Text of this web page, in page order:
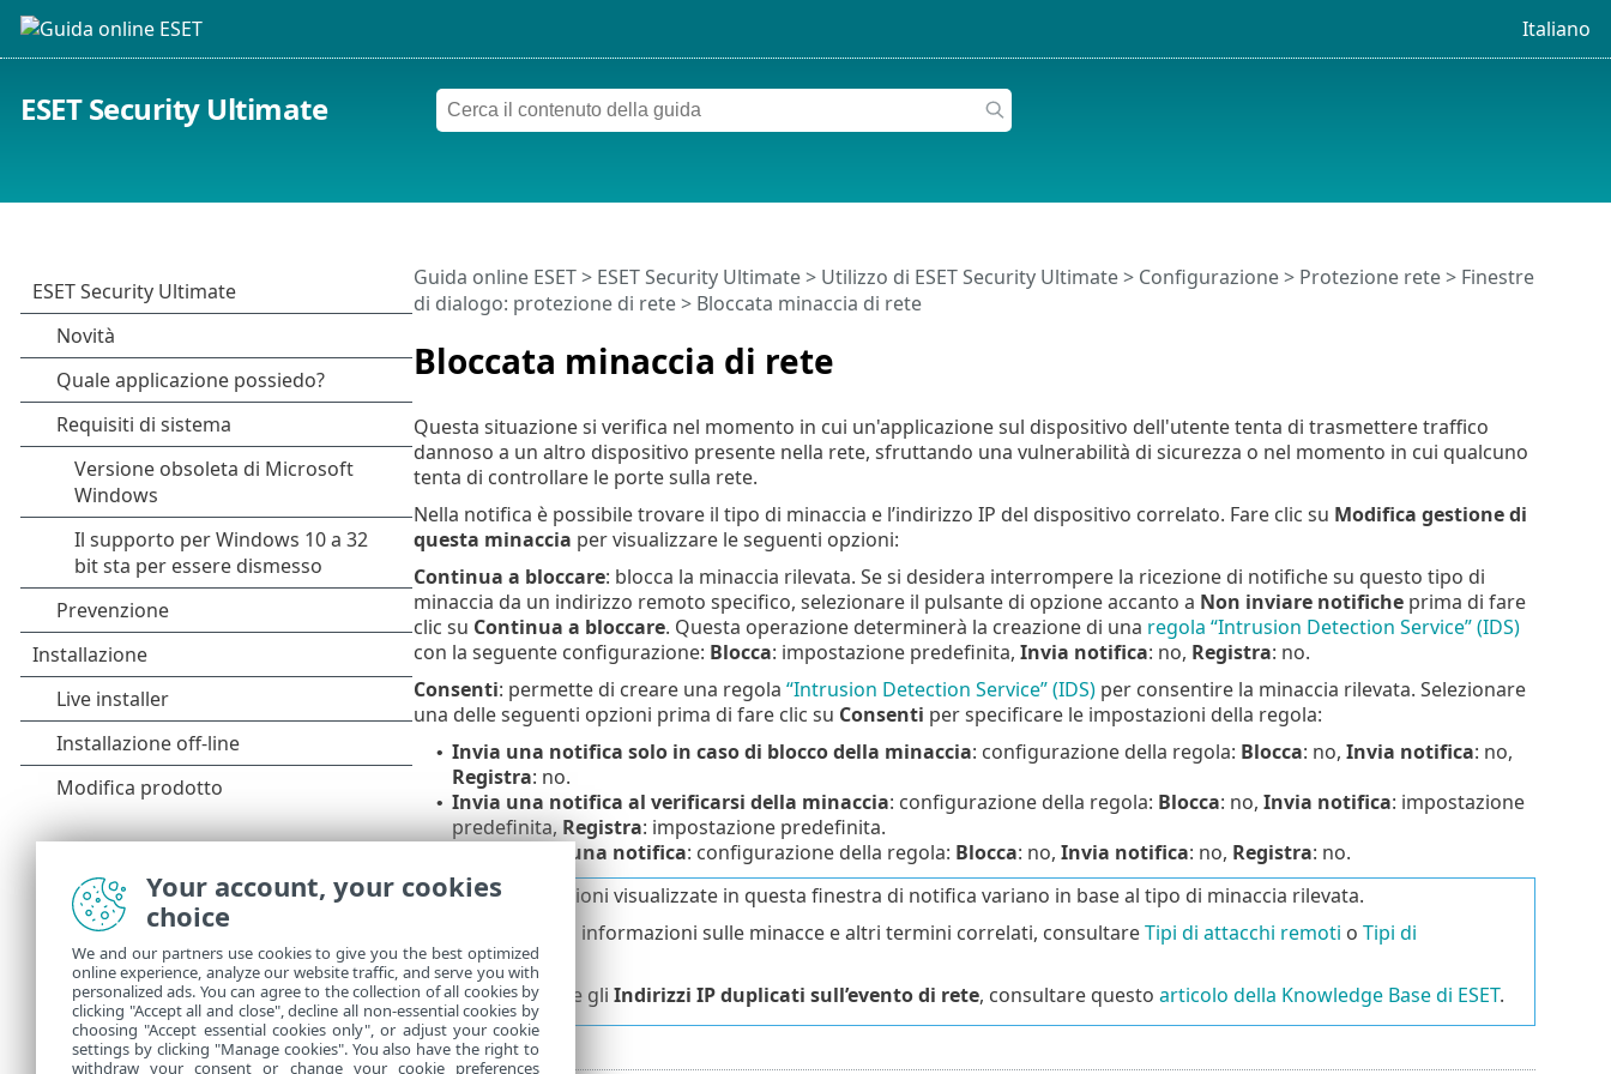
Italiano
ESET Security Ultimate
Bloccata minaccia di rete
Guida online ESET> ESET Security Ultimate> Utilizzo di ESET Security Ultimate> Configurazione> Protezione rete> Finestre
di dialogo: protezione di rete > Bloccata minaccia di rete
Questa situazione si verifica nel momento in cui un'applicazione sul dispositivo dell'utente tenta di trasmettere traffico
dannoso a un altro dispositivo presente nella rete, sfruttando una vulnerabilità di sicurezza o nel momento in cui qualcuno
tenta di controllare le porte sulla rete.
Nella notifica è possibile trovare il tipo di minaccia e l’indirizzo IP del dispositivo correlato. Fare clic su Modifica gestione di
questa minaccia per visualizzare le seguenti opzioni:
Continua a bloccare: blocca la minaccia rilevata. Se si desidera interrompere la ricezione di notifiche su questo tipo di
minaccia da un indirizzo remoto specifico, selezionare il pulsante di opzione accanto a Non inviare notificheprima di fare
clic su Continua a bloccare. Questa operazione determinerà la creazione di una regola “Intrusion Detection Service” (IDS)
con la seguente configurazione: Blocca: impostazione predefinita, Invia notifica: no, Registra: no.
Consenti: permette di creare una regola “Intrusion Detection Service” (IDS)per consentire la minaccia rilevata. Selezionare
una delle seguenti opzioni prima di fare clic su Consenti per specificare le impostazioni della regola:
• Invia una notifica solo in caso di blocco della minaccia: configurazione della regola: Blocca: no, Invia notifica: no,
Registra: no.
• Invia una notifica al verificarsi della minaccia: configurazione della regola: Blocca: no, Invia notifica: impostazione
predefinita,Registra: impostazione predefinita.
Non inviare una notifica: configurazione della regola: Blocca: no, Invia notifica: no, Registra: no.
Le informazioni visualizzate in questa finestra di notifica variano in base al tipo di minaccia rilevata.
Per ulteriori informazioni sulle minacce e altri termini correlati, consultareTipi di attacchi remoti o Tipi di
rilevamenti
Per risolvere gli Indirizzi IP duplicati sull’evento di rete, consultare questo articolo della Knowledge Base di ESET.
Your account, your cookies
choice
We and our partners use cookies to give you the best optimized
online experience, analyze our website traffic, and serve you with
personalized ads. You can agree to the collection of all cookies by
clicking "Accept all and close", decline all non-essential cookies by
choosing "Accept essential cookies only", or adjust your cookie
settings by clicking "Manage cookies". You also have the right to
withdraw your consent or change your cookie preferences